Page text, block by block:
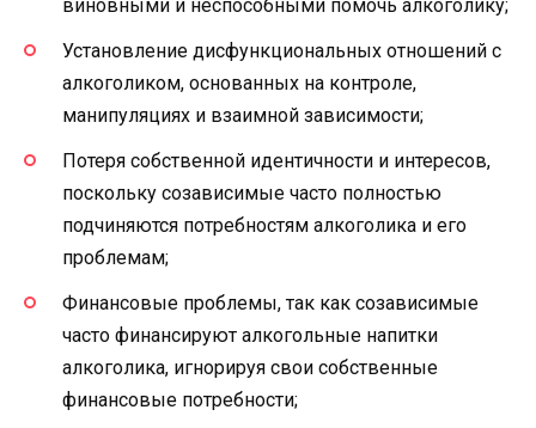
виновными и неспособными помочь алкоголику;
Установление дисфункциональных отношений с
алкоголиком, основанных на контроле,
манипуляциях и взаимной зависимости;
Потеря собственной идентичности и интересов,
поскольку созависимые часто полностью
подчиняются потребностям алкоголика и его
проблемам;
Финансовые проблемы, так как созависимые
часто финансируют алкогольные напитки
алкоголика, игнорируя свои собственные
финансовые потребности;